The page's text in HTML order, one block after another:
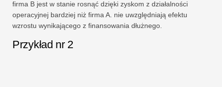
firma B jest w stanie rosnąć dzięki zyskom z działalności
operacyjnej bardziej niż firma A. nie uwzględniają efektu
wzrostu wynikającego z finansowania dłużnego.
Przykład nr 2